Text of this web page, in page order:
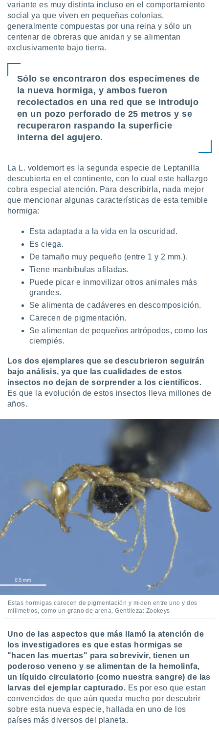
variante es muy distinta incluso en el comportamiento
social ya que viven en pequeñas colonias,
generalmente compuestas por una reina y sólo un
centenar de obreras que anidan y se alimentan
exclusivamente bajo tierra.
Sólo se encontraron dos especímenes de
la nueva hormiga, y ambos fueron
recolectados en una red que se introdujo
en un pozo perforado de 25 metros y se
recuperaron raspando la superficie
interna del agujero.
La L. voldemort es la segunda especie de Leptanilla
descubierta en el continente, con lo cual este hallazgo
cobra especial atención. Para describirla, nada mejor
que mencionar algunas características de esta temible
hormiga:
Esta adaptada a la vida en la oscuridad.
Es ciega.
De tamaño muy pequeño (entre 1 y 2 mm.).
Tiene manbíbulas afiladas.
Puede picar e inmovilizar otros animales más
grandes.
Se alimenta de cadáveres en descomposición.
Carecen de pigmentación.
Se alimentan de pequeños artrópodos, como los
ciempiés.
Los dos ejemplares que se descubrieron seguirán
bajo análisis, ya que las cualidades de estos
insectos no dejan de sorprender a los científicos.
Es que la evolución de estos insectos lleva millones de
años.
Estas hormigas carecen de pigmentación y miden entre uno y dos
milímetros, como un grano de arena. Gentileza: Zookeys
Uno de las aspectos que más llamó la atención de
los investigadores es que estas hormigas se
"hacen las muertas" para sobrevivir, tienen un
poderoso veneno y se alimentan de la hemolinfa,
un líquido circulatorio (como nuestra sangre) de las
larvas del ejemplar capturado. Es por eso que estan
convencidos de que aún queda mucho por descubrir
sobre esta nueva especie, hallada en uno de los
países más diversos del planeta.